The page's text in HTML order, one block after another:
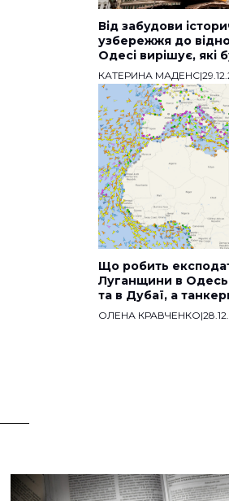
Від забудови
узбережжя до
Одесі вирішує, які
КАТЕРИНА МАДЕНС|
Що робить
Луганщини в
та в Дубаї, а
ОЛЕНА КРАВЧЕНКО|